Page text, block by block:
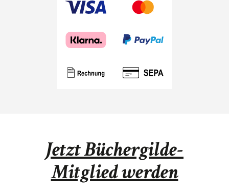
Jetzt Büchergilde-
Mitglied werden